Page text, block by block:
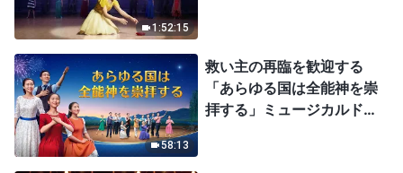
1:52:15
58:13
救い主の再臨を歓迎する
「あらゆる国は全能神を崇
拝する」ミュージカルドラ